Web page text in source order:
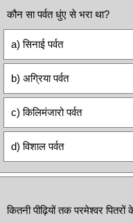
कौन सा पर्वत धुंए से भरा था?
a) सिनाई पर्वत
b) अग्रिया पर्वत
c) किलिमंजारो पर्वत
d) विशाल पर्वत
कितनी पीढ़ियों तक परमेश्वर